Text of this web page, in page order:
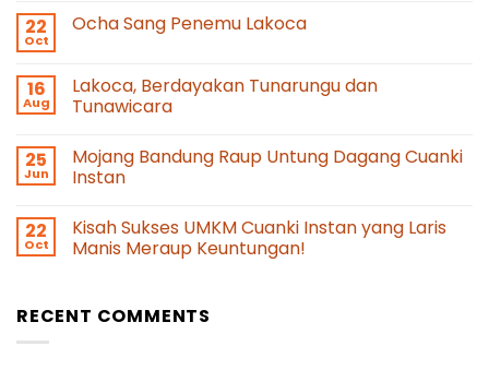
22
Oct
Ocha Sang Penemu Lakoca
16
Aug
Lakoca, Berdayakan Tunarungu dan
Tunawicara
25
Jun
Mojang Bandung Raup Untung Dagang Cuanki
Instan
22
Oct
Kisah Sukses UMKM Cuanki Instan yang Laris
Manis Meraup Keuntungan!
RECENT COMMENTS